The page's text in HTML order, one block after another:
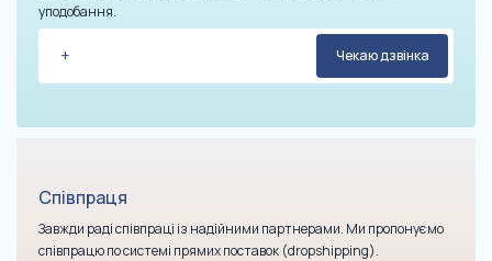
уподобання.
Співпраця
Завжди раді співпраці із надійними партнерами. Ми пропонуємо
співпрацю по системі прямих поставок (dropshipping).